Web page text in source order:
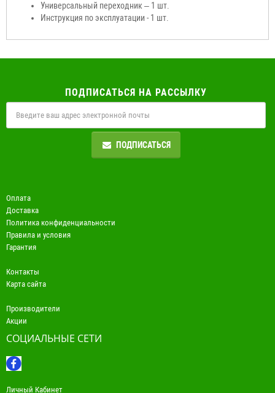
Универсальный переходник – 1 шт.
Инструкция по эксплуатации - 1 шт.
ПОДПИСАТЬСЯ НА РАССЫЛКУ
ПОДПИСАТЬСЯ
Оплата
Доставка
Политика конфиденциальности
Правила и условия
Гарантия
Контакты
Карта сайта
Производители
Акции
СОЦИАЛЬНЫЕ СЕТИ
Личный Кабинет